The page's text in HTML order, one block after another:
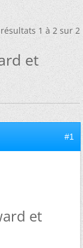
1 à 2 sur 2
et
#1
et